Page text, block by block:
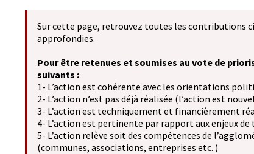
Sur cette page, retrouvez toutes les contributions
approfondies.
Pour être retenues et soumises au vote de
suivants :
1- L’action est cohérente avec les orientations
2- L’action n’est pas déjà réalisée (l’action est
3- L’action est techniquement et financièrement
4- L’action est pertinente par rapport aux enjeux
5- L’action relève soit des compétences de
(communes, associations, entreprises etc. )